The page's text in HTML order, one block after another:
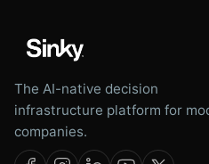
The AI-native decision
infrastructure platform for
companies.